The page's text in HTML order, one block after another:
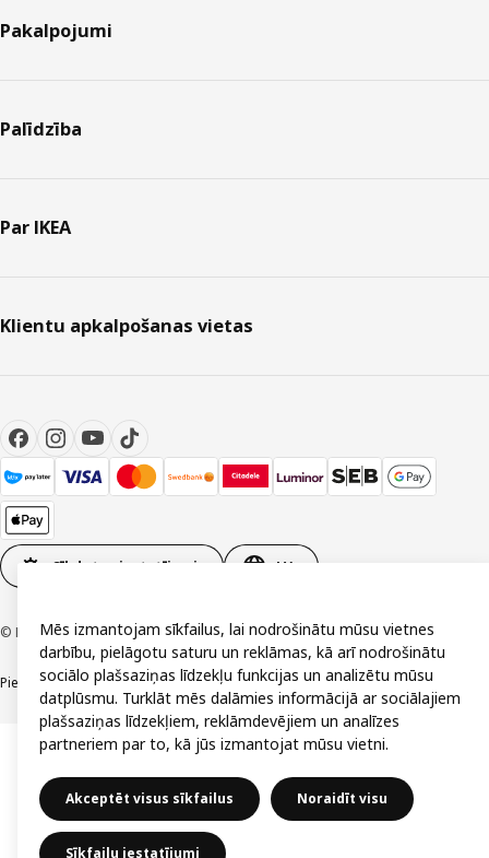
Pakalpojumi
Palīdzība
Par IKEA
Klientu apkalpošanas vietas
Sīkdatņu iestatījumi LV
© Inter IKEA Systems B.V. 1999-2026
PiekļūstamībaVispārīgi noteikumiPrivātuma un sīkdatņu politika Kontakti
Mēs izmantojam sīkfailus, lai nodrošinātu mūsu vietnes
darbību, pielāgotu saturu un reklāmas, kā arī nodrošinātu
sociālo plašsaziņas līdzekļu funkcijas un analizētu mūsu
datplūsmu. Turklāt mēs dalāmies informācijā ar sociālajiem
plašsaziņas līdzekļiem, reklāmdevējiem un analīzes
partneriem par to, kā jūs izmantojat mūsu vietni.
Akceptēt visus sīkfailus Noraidīt visu
Sīkfailu iestatījumi